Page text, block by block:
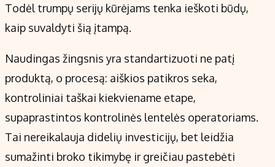
Todėl trumpų serijų kūrėjams tenka ieškoti būdų,
kaip suvaldyti šią įtampą.
Naudingas žingsnis yra standartizuoti ne patį
produktą, o procesą: aiškios patikros seka,
kontroliniai taškai kiekviename etape,
supaprastintos kontrolinės lentelės operatoriams.
Tai nereikalauja didelių investicijų, bet leidžia
sumažinti broko tikimybę ir greičiau pastebėti